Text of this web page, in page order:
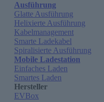
Ausführung
Glatte Ausführung
Helixierte Ausführung
Kabelmanagement
Smarte Ladekabel
Spiralisierte Ausführung
Mobile Ladestation
Einfaches Laden
Smartes Laden
Hersteller
EVBox